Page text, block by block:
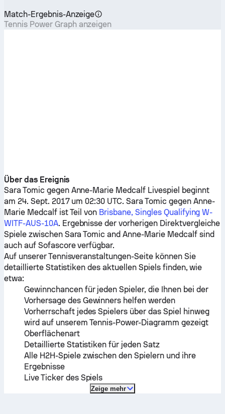
Match-Ergebnis-Anzeige
Tennis Power Graph anzeigen
Über das Ereignis
Sara Tomicgegen Anne-Marie Medcalf Livespiel beginnt
am 24. Sept. 2017 um 02:30 UTC.Sara Tomicgegen Anne-
Marie Medcalfist Teil von Brisbane, Singles Qualifying W-
WITF-AUS-10A. Ergebnisse der vorherigen Direktvergleiche
Spiele zwischen Sara Tomic andAnne-Marie Medcalfsind
auch auf Sofascore verfügbar.
Auf unserer Tennisveranstaltungen-Seite können Sie
detaillierte Statistiken des aktuellen Spiels finden, wie
etwa:
Gewinnchancen für jeden Spieler, die Ihnen bei der
Vorhersage des Gewinners helfen werden
Vorherrschaft jedes Spielers über das Spiel hinweg
wird auf unserem Tennis-Power-Diagramm gezeigt
Oberflächenart
Detaillierte Statistiken für jeden Satz
Alle H2H-Spiele zwischen den Spielern und ihre
Ergebnisse
Live Ticker des Spiels
Zeige mehr